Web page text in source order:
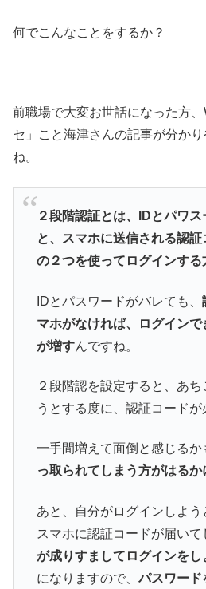
何でこんなことをするか？
前職場で大変お世話になった方
セ」こと海津さんの記事が分か
ね。
２段階認証とは、IDとパワス
と、スマホに送信される認証
の２つを使ってログインする
IDとパスワードがバレても、
マホがなければ、ログイン
が増すんですね。
２段階認を設定すると、あ
うとする度に、認証コードが
一手間増えて面倒と感じるか
っ取られてしまう方がはるか
あと、自分がログインしよう
スマホに認証コードが届いて
が成りすましてログインをし
になりますので、パスワード